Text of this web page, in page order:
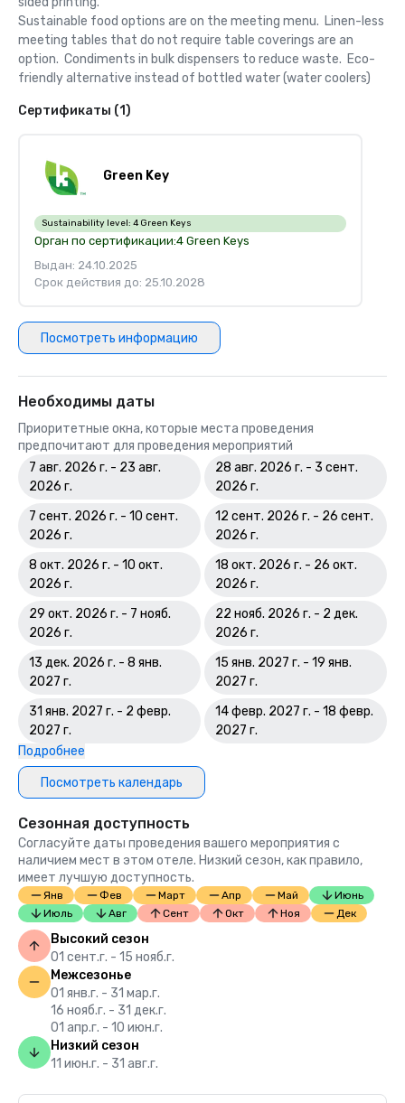
Sustainable food options are on the meeting menu.  Linen-less
meeting tables that do not require table coverings are an
option.  Condiments in bulk dispensers to reduce waste.  Eco-
friendly alternative instead of bottled water (water coolers)
Сертификаты (1)
Green Key
Sustainability level: 4 Green Keys
Орган по сертификации:4 Green Keys
Выдан: 24.10.2025
Срок действия до: 25.10.2028
Посмотреть информацию
Необходимы даты
Приоритетные окна, которые места проведения
предпочитают для проведения мероприятий
7 авг. 2026 г. - 23 авг.
2026 г.
28 авг. 2026 г. - 3 сент.
2026 г.
7 сент. 2026 г. - 10 сент.
2026 г.
12 сент. 2026 г. - 26 сент.
2026 г.
8 окт. 2026 г. - 10 окт.
2026 г.
18 окт. 2026 г. - 26 окт.
2026 г.
29 окт. 2026 г. - 7 нояб.
2026 г.
22 нояб. 2026 г. - 2 дек.
2026 г.
13 дек. 2026 г. - 8 янв.
2027 г.
15 янв. 2027 г. - 19 янв.
2027 г.
31 янв. 2027 г. - 2 февр.
2027 г.
14 февр. 2027 г. - 18 февр.
2027 г.
Подробнее
Посмотреть календарь
Сезонная доступность
Согласуйте даты проведения вашего мероприятия с
наличием мест в этом отеле. Низкий сезон, как правило,
имеет лучшую доступность.
Янв Фев Март Апр Май
Июнь
Июль
Авг Сент Окт Ноя Дек
Высокий сезон
01 сент.г. - 15 нояб.г.
Межсезонье
01 янв.г. - 31 мар.г.
16 нояб.г. - 31 дек.г.
01 апр.г. - 10 июн.г.
Низкий сезон
11 июн.г. - 31 авг.г.